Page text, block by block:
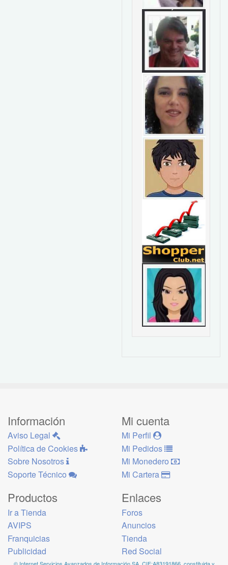
Información
Aviso Legal
Política de Cookies
Sobre Nosotros
Soporte Técnico
Mi cuenta
Mi Perfil
Mi Pedidos
Mi Monedero
Mi Cartera
Productos
Ir a Tienda
AVIPS
Franquicias
Publicidad
Enlaces
Foros
Anuncios
Tienda
Red Social